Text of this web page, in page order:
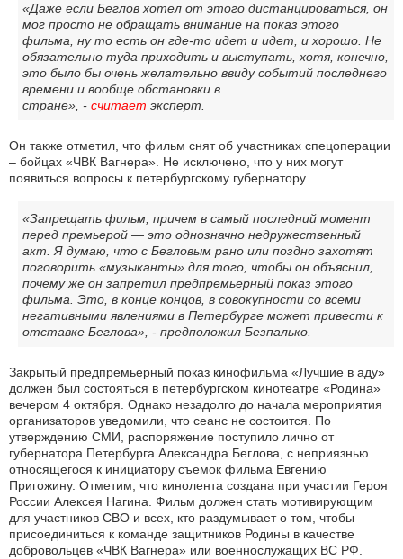
«Даже если Беглов хотел от этого дистанцироваться, он
мог просто не обращать внимание на показ этого
фильма, ну то есть он где-то идет и идет, и хорошо. Не
обязательно туда приходить и выступать, хотя, конечно,
это было бы очень желательно ввиду событий последнего
времени и вообще обстановки в
стране», - считает эксперт.
Он также отметил, что фильм снят об участниках спецоперации
– бойцах «ЧВК Вагнера». Не исключено, что у них могут
появиться вопросы к петербургскому губернатору.
«Запрещать фильм, причем в самый последний момент
перед премьерой — это однозначно недружественный
акт. Я думаю, что с Бегловым рано или поздно захотят
поговорить «музыканты» для того, чтобы он объяснил,
почему же он запретил предпремьерный показ этого
фильма. Это, в конце концов, в совокупности со всеми
негативными явлениями в Петербурге может привести к
отставке Беглова», - предположил Безпалько.
Закрытый предпремьерный показ кинофильма «Лучшие в аду»
должен был состояться в петербургском кинотеатре «Родина»
вечером 4 октября. Однако незадолго до начала мероприятия
организаторов уведомили, что сеанс не состоится. По
утверждению СМИ, распоряжение поступило лично от
губернатора Петербурга Александра Беглова, с неприязнью
относящегося к инициатору съемок фильма Евгению
Пригожину. Отметим, что кинолента создана при участии Героя
России Алексея Нагина. Фильм должен стать мотивирующим
для участников СВО и всех, кто раздумывает о том, чтобы
присоединиться к команде защитников Родины в качестве
добровольцев «ЧВК Вагнера» или военнослужащих ВС РФ.